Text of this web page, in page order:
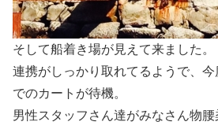
そして船着き場が見えて来ました。
連携がしっかり取れてるようで、今
でのカートが待機。
男性スタッフさん達がみなさん物